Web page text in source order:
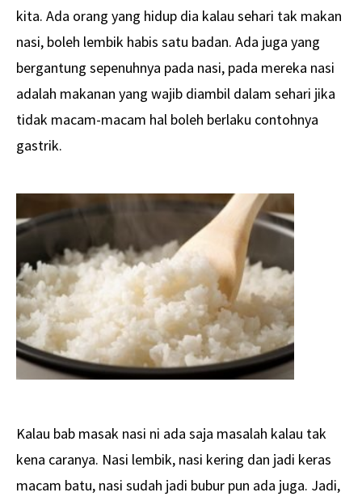
kita. Ada orang yang hidup dia kalau sehari tak makan
nasi, boleh lembik habis satu badan. Ada juga yang
bergantung sepenuhnya pada nasi, pada mereka nasi
adalah makanan yang wajib diambil dalam sehari jika
tidak macam-macam hal boleh berlaku contohnya
gastrik.
Kalau bab masak nasi ni ada saja masalah kalau tak
kena caranya. Nasi lembik, nasi kering dan jadi keras
macam batu, nasi sudah jadi bubur pun ada juga. Jadi,